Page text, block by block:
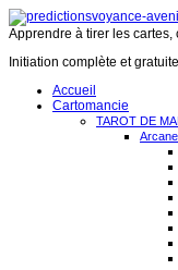
Apprendre à tirer les
Initiation complète et
Accueil
Cartomancie
TAROT DE